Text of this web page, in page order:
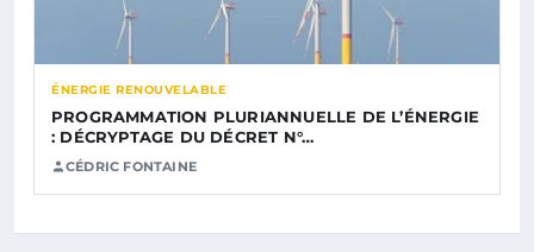
ÉNERGIE RENOUVELABLE
PROGRAMMATION PLURIANNUELLE DE L’ÉNERGIE
: DÉCRYPTAGE DU DÉCRET N°…
CÉDRIC FONTAINE